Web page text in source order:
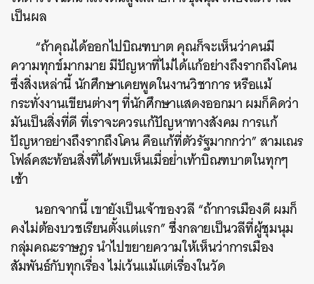
เป็นผล
“ถ้าคุณได้ออกไปบิณฑบาตคุณก็จะเห็นว่าคนมี
ความทุกข์มากมายมีปัญหาที่ไม่ได้แก้อย่างถึงรากถึงโคน
ซึ่งสิ่งเหล่านี้นักศึกษาเคยพูดในงานวิชาการหรือแม้
กระทั่งงานเขียนต่างๆที่นักศึกษาแสดงออกมาผมก็คิดว่า
มันเป็นสิ่งที่ดีที่เราจะควรแก้ปัญหาทางสังคมการแก้
ปัญหาอย่างถึงรากถึงโคนคือแก้ที่ตัวรัฐมากกว่า”สามเณร
โฟล์คสะท้อนสิ่งที่ได้พบเห็นเมื่อย่ำเท้าบิณฑบาตในทุกๆ
เช้า
นอกจากนี้เขายังเป็นเจ้าของวลี“ถ้าการเมืองดีผมก็
คงไม่ต้องบวชเรียนตั้งแต่แรก”ซึ่งกลายเป็นวลีที่ผู้ชุมนุม
กลุ่มคณะราษฎรนำไปขยายความให้เห็นว่าการเมือง
สัมพันธ์กับทุกเรื่องไม่เว้นแม้แต่เรื่องในวัด
ค้นหา
SHARE TWEET LINE EMAIL